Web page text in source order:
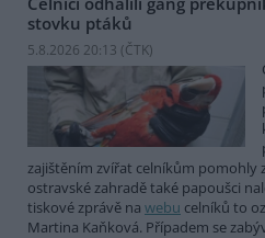
stovku ptáků
5.8.2026 20:13 (ČTK)
zajištěním zvířat celníkům pomohly
ostravské zahradě také papoušci
tiskové zprávě na webu celníků to
Martina Kaňková. Případem se